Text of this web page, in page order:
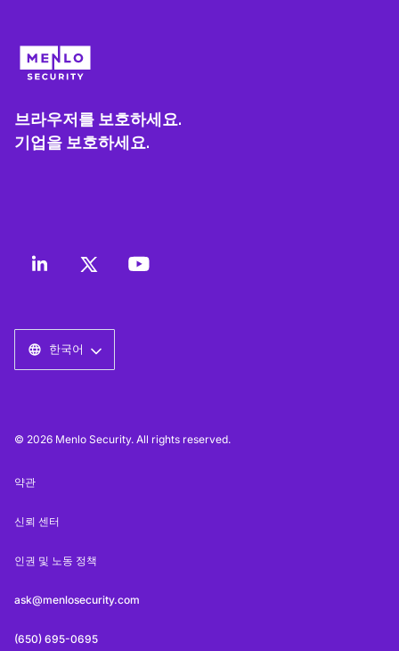
브라우저를 보호하세요.
기업을 보호하세요.
한국어
© 2026 Menlo Security. All rights reserved.
약관
신뢰 센터
인권 및 노동 정책
ask@menlosecurity.com
(650) 695-0695